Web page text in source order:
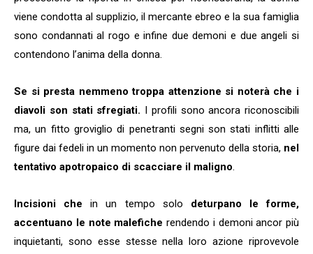
viene condotta al supplizio, il mercante ebreo e la sua famiglia
sono condannati al rogo e infine due demoni e due angeli si
contendono l’anima della donna.
Se si presta nemmeno troppa attenzione si noterà che i
diavoli son stati sfregiati. I profili sono ancora riconoscibili
ma, un fitto groviglio di penetranti segni son stati inflitti alle
figure dai fedeli in un momento non pervenuto della storia, nel
tentativo apotropaico di scacciare il maligno.
Incisioni che in un tempo solo deturpano le forme,
accentuano le note malefiche rendendo i demoni ancor più
inquietanti, sono esse stesse nella loro azione riprovevole